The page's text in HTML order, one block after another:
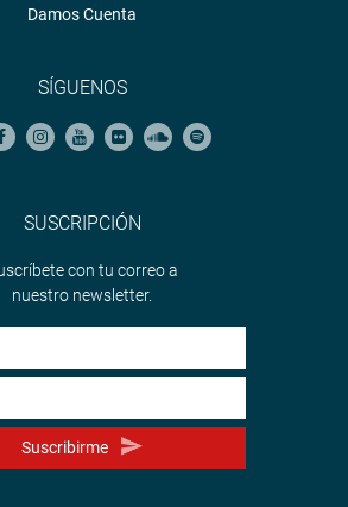
Damos Cuenta
SÍGUENOS
SUSCRIPCIÓN
con tu correo a
nuestro newsletter.
Suscribirme